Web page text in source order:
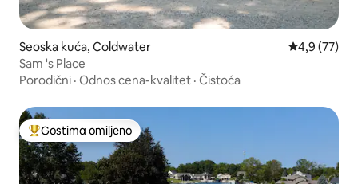
Seoska kuća, Coldwater Prosečna
4,9 (77)
Sam 's Place
Porodični · Odnos cena-kvalitet · Čistoća
Najuspešniji među gostima omiljenim
Gostima omiljeno